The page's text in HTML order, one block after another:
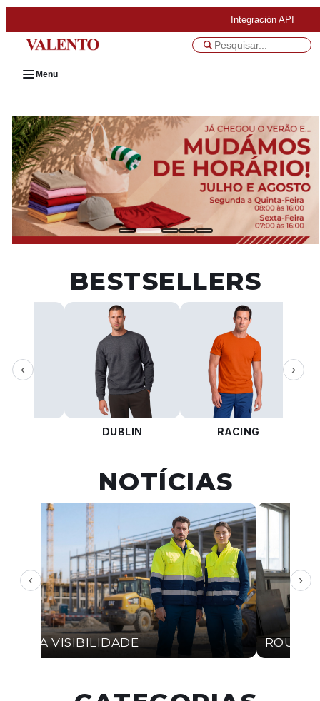
Integración API
Menu
BESTSELLERS
‹
DUBLIN RACING
›
NOTÍCIAS
‹
ALTA VISIBILIDADE ROUPA
›